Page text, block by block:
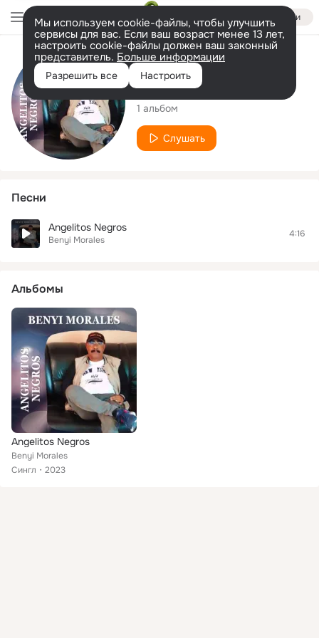
Войти
Мы используем cookie-файлы, чтобы улучшить
сервисы для вас. Если ваш возраст менее 13 лет,
настроить cookie-файлы должен ваш законный
представитель. Больше информации
Разрешить все Настроить
Исполнитель
Benyi Morales
1 альбом
Слушать
Песни
Angelitos Negros
Benyi Morales
4:16
Альбомы
Angelitos Negros
Benyi Morales
Сингл
2023